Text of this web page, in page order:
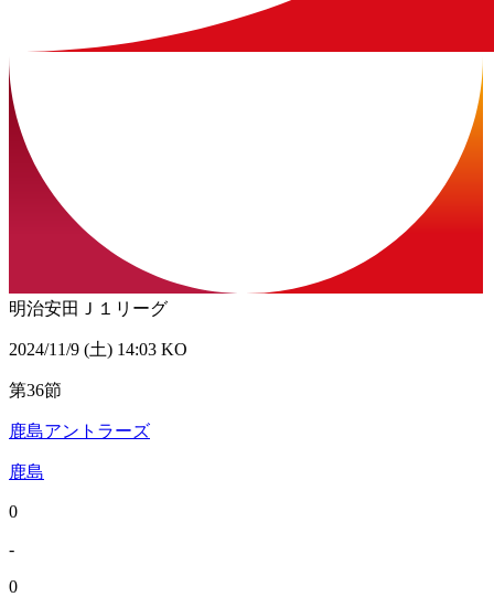
明治安田Ｊ１リーグ
2024/11/9 (土) 14:03 KO
第36節
鹿島アントラーズ
鹿島
0
-
0